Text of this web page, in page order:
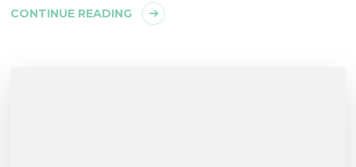
CONTINUE READING